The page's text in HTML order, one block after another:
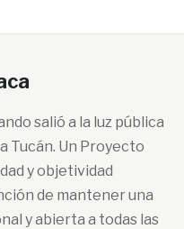
salió a la luz pública
Tucán. Un Proyecto
y objetividad
de mantener una
y abierta a todas las